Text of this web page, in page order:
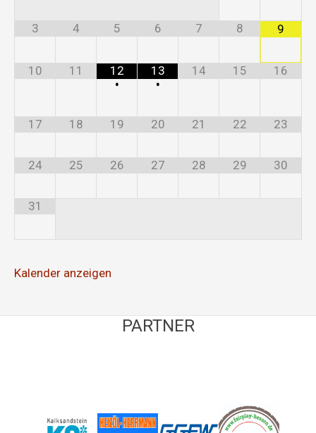
3 4 5 6 7 8 9
10 11
12
•
13
•
14 15 16
17 18 19 20 21 22 23
24 25 26 27 28 29 30
31
Kalender anzeigen
PARTNER